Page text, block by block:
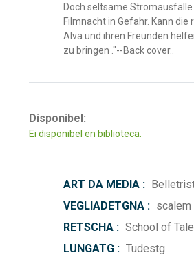
Doch seltsame
Filmnacht in Gefahr. Kann
Alva und ihren Freunden
zu bringen ."--Back cover..
Disponibel:
Ei disponibel en biblioteca.
ART DA MEDIA :
VEGLIADETGNA : scalem
RETSCHA : School of
LUNGATG : Tudestg